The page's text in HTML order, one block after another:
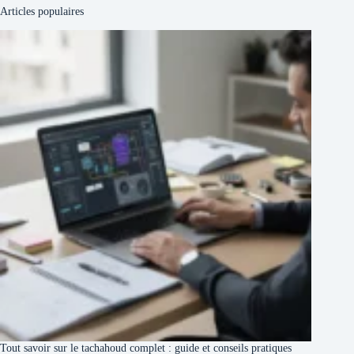
Articles populaires
Tout savoir sur le tachahoud complet : guide et conseils pratiques